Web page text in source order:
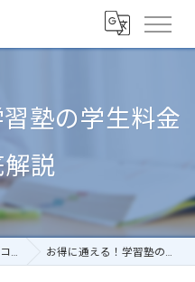
塾の学生料金
説
コラム お得に通える！学習塾の学生料金を徹底解説